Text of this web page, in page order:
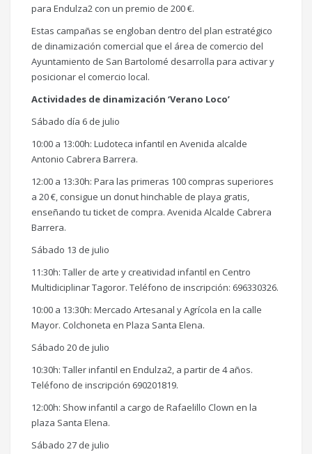
para Endulza2 con un premio de 200 €.
Estas campañas se engloban dentro del plan estratégico
de dinamización comercial que el área de comercio del
Ayuntamiento de San Bartolomé desarrolla para activar y
posicionar el comercio local.
Actividades de dinamización ‘Verano Loco’
Sábado día 6 de julio
10:00 a 13:00h: Ludoteca infantil en Avenida alcalde
Antonio Cabrera Barrera.
12:00 a 13:30h: Para las primeras 100 compras superiores
a 20 €, consigue un donut hinchable de playa gratis,
enseñando tu ticket de compra. Avenida Alcalde Cabrera
Barrera.
Sábado 13 de julio
11:30h: Taller de arte y creatividad infantil en Centro
Multidiciplinar Tagoror. Teléfono de inscripción: 696330326.
10:00 a 13:30h: Mercado Artesanal y Agrícola en la calle
Mayor. Colchoneta en Plaza Santa Elena.
Sábado 20 de julio
10:30h: Taller infantil en Endulza2, a partir de 4 años.
Teléfono de inscripción 690201819.
12:00h: Show infantil a cargo de Rafaelillo Clown en la
plaza Santa Elena.
Sábado 27 de julio